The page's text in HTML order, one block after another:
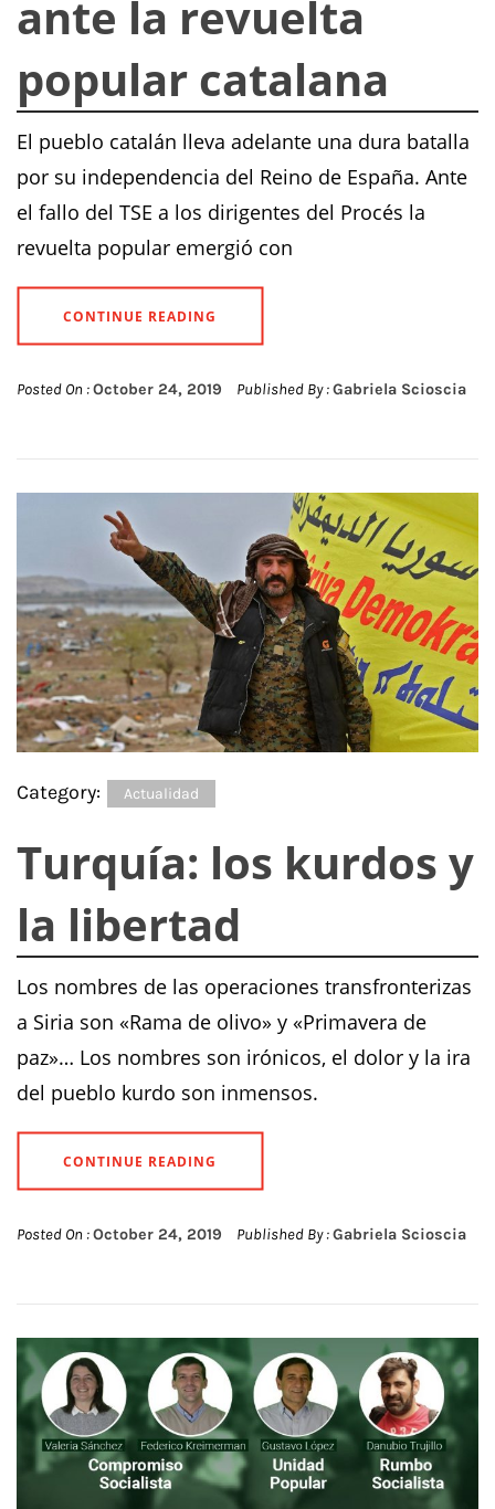
ante la revuelta
popular catalana
El pueblo catalán lleva adelante una dura batalla
por su independencia del Reino de España. Ante
el fallo del TSE a los dirigentes del Procés la
revuelta popular emergió con
CONTINUE READING
Posted On :October 24, 2019 Published By :Gabriela Scioscia
Category: Actualidad
Turquía: los kurdos y
la libertad
Los nombres de las operaciones transfronterizas
a Siria son «Rama de olivo» y «Primavera de
paz»… Los nombres son irónicos, el dolor y la ira
del pueblo kurdo son inmensos.
CONTINUE READING
Posted On :October 24, 2019 Published By :Gabriela Scioscia